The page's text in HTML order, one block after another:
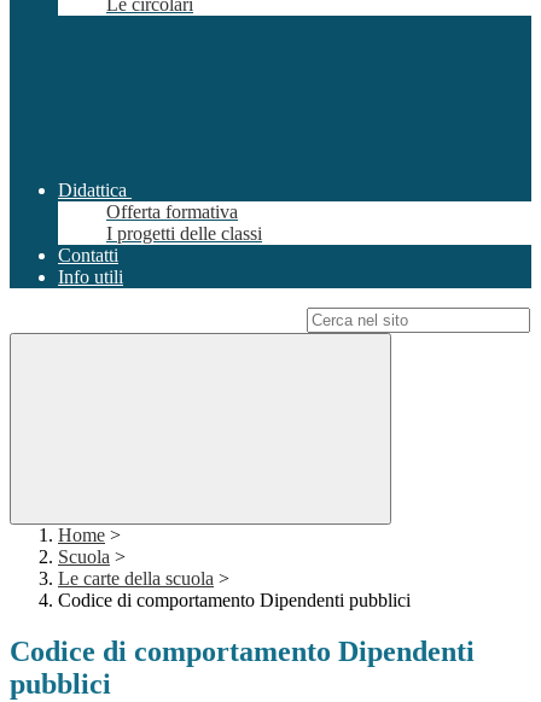
Le circolari
Didattica
Offerta formativa
I progetti delle classi
Contatti
Info utili
Home >
Scuola >
Le carte della scuola >
Codice di comportamento Dipendenti pubblici
Codice di comportamento Dipendenti
pubblici